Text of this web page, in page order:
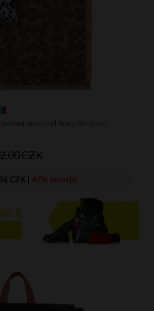
nošení od firmy Herisson
CZK
CZK | 47% levnější